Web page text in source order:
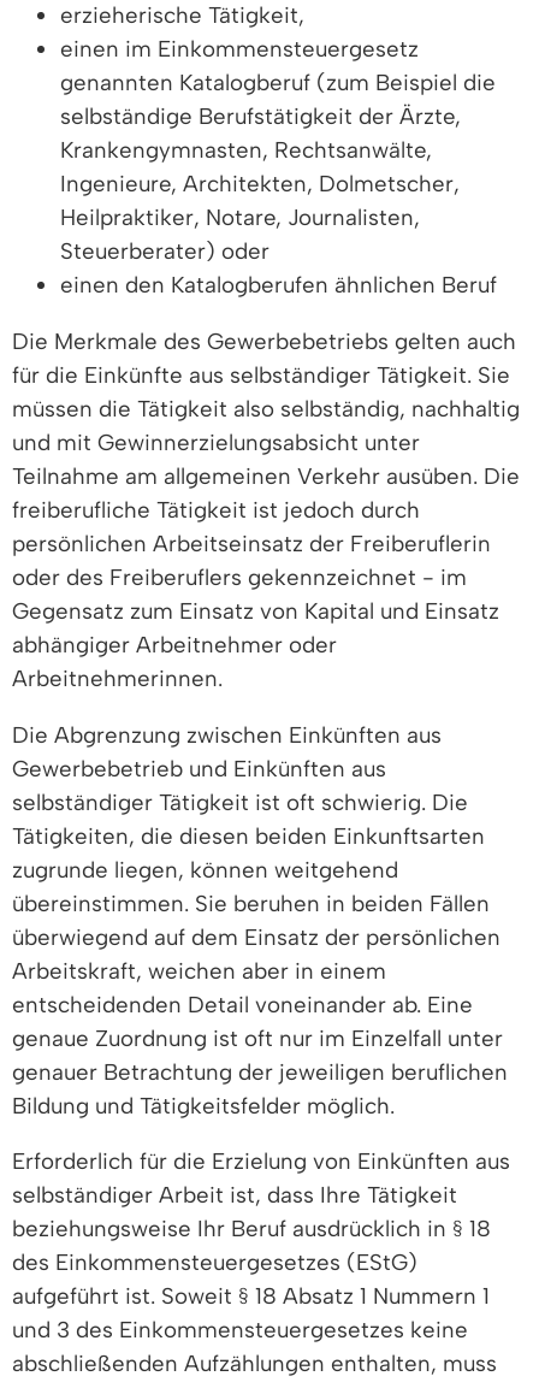
erzieherische Tätigkeit,
einen im Einkommensteuergesetz
genannten Katalogberuf (zum Beispiel die
selbständige Berufstätigkeit der Ärzte,
Krankengymnasten, Rechtsanwälte,
Ingenieure, Architekten, Dolmetscher,
Heilpraktiker, Notare, Journalisten,
Steuerberater) oder
einen den Katalogberufen ähnlichen Beruf
Die Merkmale des Gewerbebetriebs gelten auch
für die Einkünfte aus selbständiger Tätigkeit. Sie
müssen die Tätigkeit also selbständig, nachhaltig
und mit Gewinnerzielungsabsicht unter
Teilnahme am allgemeinen Verkehr ausüben. Die
freiberufliche Tätigkeit ist jedoch durch
persönlichen Arbeitseinsatz der Freiberuflerin
oder des Freiberuflers gekennzeichnet - im
Gegensatz zum Einsatz von Kapital und Einsatz
abhängiger Arbeitnehmer oder
Arbeitnehmerinnen.
Die Abgrenzung zwischen Einkünften aus
Gewerbebetrieb und Einkünften aus
selbständiger Tätigkeit ist oft schwierig. Die
Tätigkeiten, die diesen beiden Einkunftsarten
zugrunde liegen, können weitgehend
übereinstimmen. Sie beruhen in beiden Fällen
überwiegend auf dem Einsatz der persönlichen
Arbeitskraft, weichen aber in einem
entscheidenden Detail voneinander ab. Eine
genaue Zuordnung ist oft nur im Einzelfall unter
genauer Betrachtung der jeweiligen beruflichen
Bildung und Tätigkeitsfelder möglich.
Erforderlich für die Erzielung von Einkünften aus
selbständiger Arbeit ist, dass Ihre Tätigkeit
beziehungsweise Ihr Beruf ausdrücklich in § 18
des Einkommensteuergesetzes (EStG)
aufgeführt ist. Soweit § 18 Absatz 1 Nummern 1
und 3 des Einkommensteuergesetzes keine
abschließenden Aufzählungen enthalten, muss